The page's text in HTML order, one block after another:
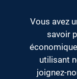
Vous avez
savoir
utilisant
joignez-